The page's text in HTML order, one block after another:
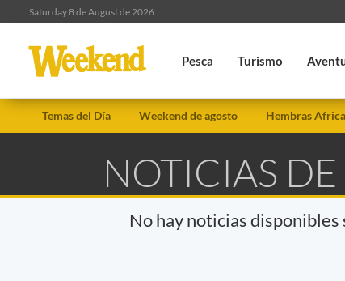
Saturday 8 de August de 2026
Pesca Turismo
Temas del Día Weekend de agosto Hembras
NOTICIAS
No hay noticias disponibles